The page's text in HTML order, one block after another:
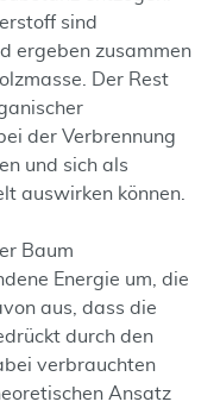
sind
ergeben zusammen
Der Rest
der Verbrennung
und sich als
auswirken können.
Baum
Energie um, die
aus, dass die
durch den
verbrauchten
Ansatz